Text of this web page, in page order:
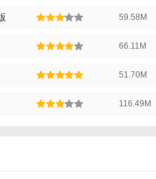
59.58M
66.11M
51.70M
116.49M